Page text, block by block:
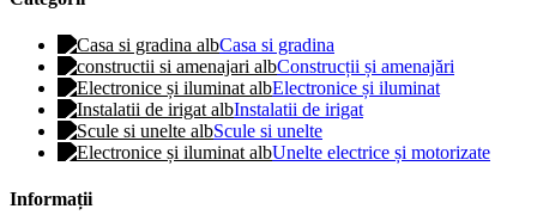
Casa si gradina
Construcții și amenajări
Electronice și iluminat
Instalatii de irigat
Scule si unelte
Unelte electrice și motorizate
Informații